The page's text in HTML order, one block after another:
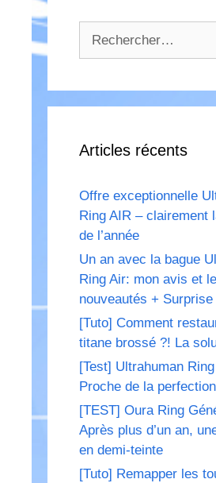
Articles récents
Offre exceptionnelle
Ring AIR – clairement
de l’année
Un an avec la bague
Ring Air: mon avis et
nouveautés + Surprise
[Tuto] Comment
titane brossé ?! La
[Test] Ultrahuman
Proche de la
[TEST] Oura Ring
Après plus d’un an,
en demi-teinte
[Tuto] Remapper les